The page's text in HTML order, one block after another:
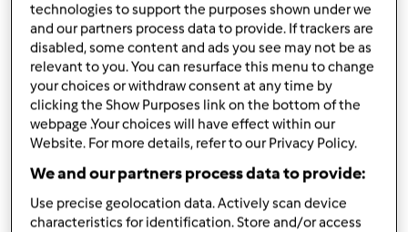
70gburro
60gacqua fredda
10gsale
1uovo, per spennellare
1cucchiaio colmo semi di girasole, per la
decorazione
Per il ripieno
800g asparagi,puliti
80gTaleggio
50gspeck a cubetti
technologies to support the purposes shown under we
and our partners process data to provide. If trackers are
disabled, some content and ads you see may not be as
relevant to you. You can resurface this menu to change
your choices or withdraw consent at any time by
clicking the Show Purposes link on the bottom of the
webpage .Your choices will have effect within our
Website. For more details, refer to our Privacy Policy.
We and our partners process data to provide:
Use precise geolocation data. Actively scan device
characteristics for identification. Store and/or access